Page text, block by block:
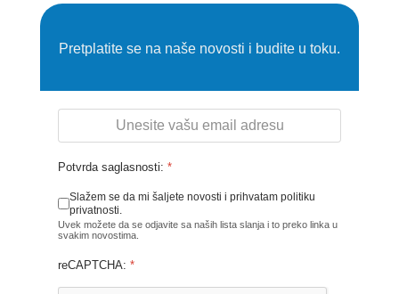
Pretplatite se na naše novosti i budite u toku.
Potvrda saglasnosti: *
Slažem se da mi šaljete novosti i prihvatam politiku
privatnosti.
Uvek možete da se odjavite sa naših lista slanja i to preko linka u
svakim novostima.
reCAPTCHA: *